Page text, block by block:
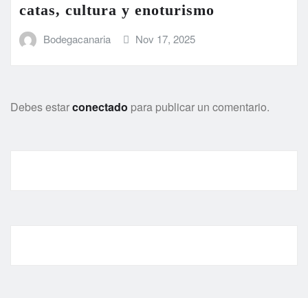
catas, cultura y enoturismo
Bodegacanaria Nov 17, 2025
Debes estarconectado para publicar un comentario.